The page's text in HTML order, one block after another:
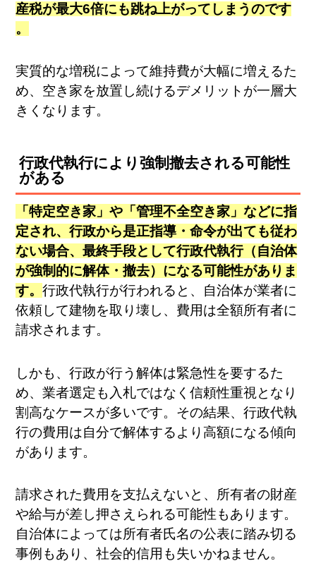
産税が最大6倍にも跳ね上がってしまうのです​
。
実質的な増税によって維持費が大幅に増えるた
め、空き家を放置し続けるデメリットが一層大
きくなります。
行政代執行により強制撤去される可能性
がある
「特定空き家」や「管理不全空き家」などに指
定され、行政から是正指導・命令が出ても従わ
ない場合、最終手段として行政代執行（自治体
が強制的に解体・撤去）になる可能性がありま
す。行政代執行が行われると、自治体が業者に
依頼して建物を取り壊し、費用は全額所有者に
請求されます​。
しかも、行政が行う解体は緊急性を要するた
め、業者選定も入札ではなく信頼性重視となり
割高なケースが多いです。その結果、行政代執
行の費用は自分で解体するより高額になる傾向
があります​。
請求された費用を支払えないと、所有者の財産
や給与が差し押さえられる可能性もあります​。
自治体によっては所有者氏名の公表に踏み切る
事例もあり、社会的信用も失いかねません​。